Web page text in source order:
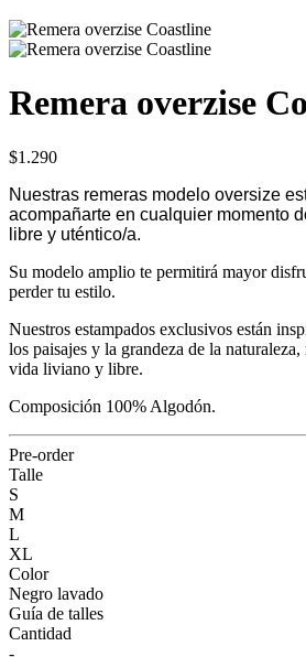
Remera overzise
$1.290
Nuestras remeras modelo oversize
acompañarte en cualquier momento
libre y uténtico/a.
Su modelo amplio te permitirá mayor
perder tu estilo.
Nuestros estampados exclusivos están
los paisajes y la grandeza de la
vida liviano y libre.
Composición 100% Algodón.
Pre-order
Talle
S
M
L
XL
Color
Negro lavado
Guía de talles
Cantidad
-